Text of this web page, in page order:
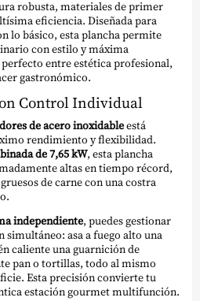
robusta, materiales de primer
eficiencia. Diseñada para
lo básico, esta plancha permite
con estilo y máxima
entre estética profesional,
gastronómico.
Control Individual
de acero inoxidableestá
rendimiento y flexibilidad.
de 7,65 kW, esta plancha
altas en tiempo récord,
de carne con una costra
independiente, puedes gestionar
simultáneo: asa a fuego alto una
caliente una guarnición de
pan o tortillas, todo al mismo
Esta precisión convierte tu
estación gourmet multifunción.